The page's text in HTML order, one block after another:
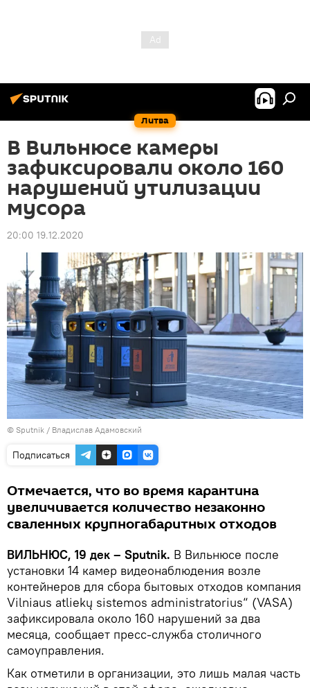
Литва
В Вильнюсе камеры
зафиксировали около 160
нарушений утилизации
мусора
20:00 19.12.2020
© Sputnik / Владислав Адамовский
Подписаться
Отмечается, что во время карантина
увеличивается количество незаконно
сваленных крупногабаритных отходов
ВИЛЬНЮС, 19 дек – Sputnik. В Вильнюсе после
установки 14 камер видеонаблюдения возле
контейнеров для сбора бытовых отходов компания
Vilniaus atliekų sistemos administratorius“ (VASA)
зафиксировала около 160 нарушений за два
месяца, сообщает пресс-служба столичного
самоуправления.
Как отметили в организации, это лишь малая часть